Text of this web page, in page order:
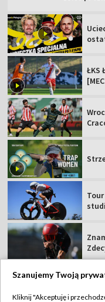
ŁKS
Szanujemy Twoją
Kliknij "Akceptuję i